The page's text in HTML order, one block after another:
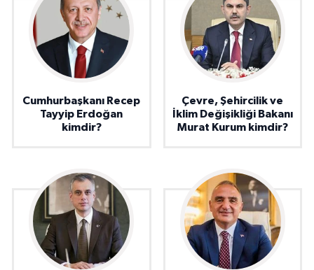
Cumhurbaşkanı Recep
Tayyip Erdoğan
kimdir?
Çevre, Şehircilik ve
İklim Değişikliği Bakanı
Murat Kurum kimdir?